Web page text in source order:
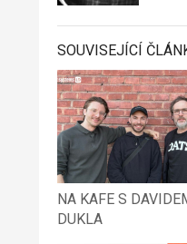
SOUVISEJÍCÍ
NA KAFE S
DUKLA